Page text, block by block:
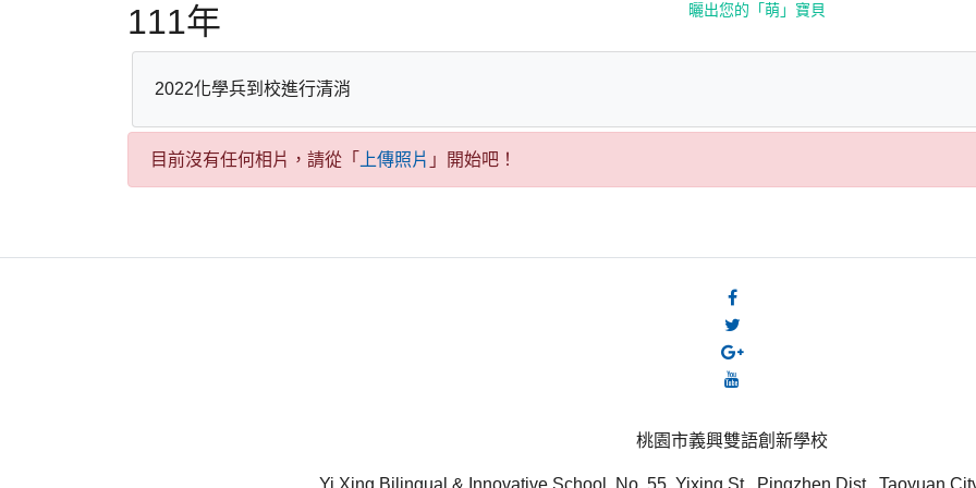
111年
2022化學兵到校進行清消
目前沒有任何相片，請從「 上傳照片 」開始吧！
桃園市義興雙語創新學校
Yi Xing Bilingual & Innovative School, No. 55, Yixing St., Pingzhen Dist., Taoyuan
曬出您的「萌」寶貝